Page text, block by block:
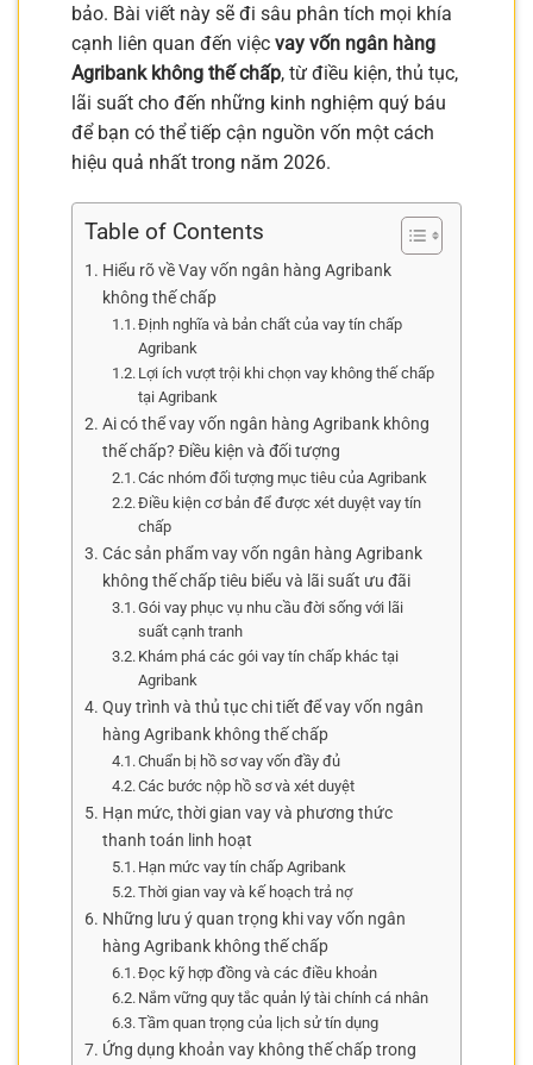
bảo. Bài viết này sẽ đi sâu phân tích mọi khía
cạnh liên quan đến việc vay vốn ngân hàng
Agribank không thế chấp, từ điều kiện, thủ tục,
lãi suất cho đến những kinh nghiệm quý báu
để bạn có thể tiếp cận nguồn vốn một cách
hiệu quả nhất trong năm 2026.
Table of Contents
Hiểu rõ về Vay vốn ngân hàng Agribank
không thế chấp
Định nghĩa và bản chất của vay tín chấp
Agribank
Lợi ích vượt trội khi chọn vay không thế chấp
tại Agribank
Ai có thể vay vốn ngân hàng Agribank không
thế chấp? Điều kiện và đối tượng
Các nhóm đối tượng mục tiêu của Agribank
Điều kiện cơ bản để được xét duyệt vay tín
chấp
Các sản phẩm vay vốn ngân hàng Agribank
không thế chấp tiêu biểu và lãi suất ưu đãi
Gói vay phục vụ nhu cầu đời sống với lãi
suất cạnh tranh
Khám phá các gói vay tín chấp khác tại
Agribank
Quy trình và thủ tục chi tiết để vay vốn ngân
hàng Agribank không thế chấp
Chuẩn bị hồ sơ vay vốn đầy đủ
Các bước nộp hồ sơ và xét duyệt
Hạn mức, thời gian vay và phương thức
thanh toán linh hoạt
Hạn mức vay tín chấp Agribank
Thời gian vay và kế hoạch trả nợ
Những lưu ý quan trọng khi vay vốn ngân
hàng Agribank không thế chấp
Đọc kỹ hợp đồng và các điều khoản
Nắm vững quy tắc quản lý tài chính cá nhân
Tầm quan trọng của lịch sử tín dụng
Ứng dụng khoản vay không thế chấp trong